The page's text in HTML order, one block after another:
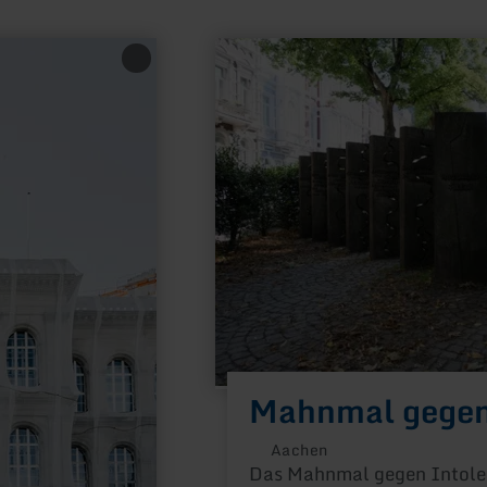
Mahnmal
Aachen
Das Mahnmal gegen
mehr
erfahren
gegen
Intoleranz